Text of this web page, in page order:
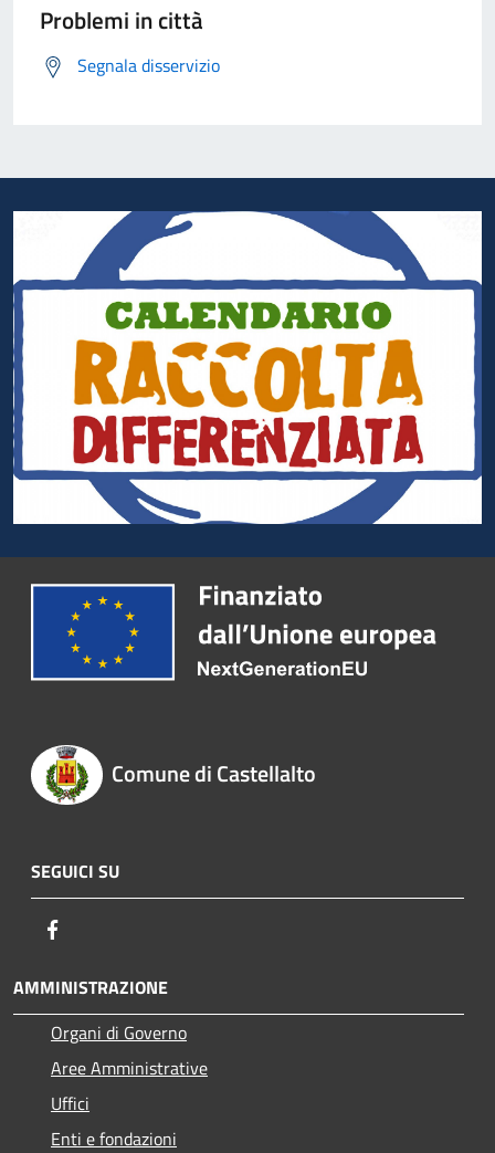
Problemi in città
Segnala disservizio
Comune di Castellalto
SEGUICI SU
AMMINISTRAZIONE
Organi di Governo
Aree Amministrative
Uffici
Enti e fondazioni